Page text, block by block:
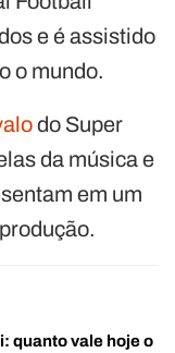
e é assistido
o mundo.
do Super
da música e
em um
quanto vale hoje o